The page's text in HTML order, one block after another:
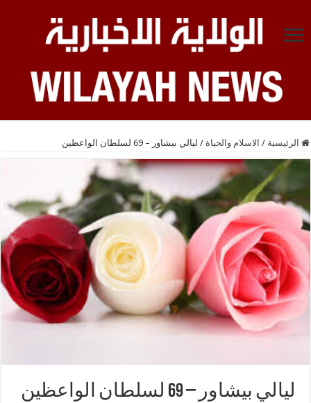
الرئيسية / الاسلام والحياة / ليالي بيشاور – 69 لسلطان الواعظين
ليالي بيشاور – 69 لسلطان الواعظين